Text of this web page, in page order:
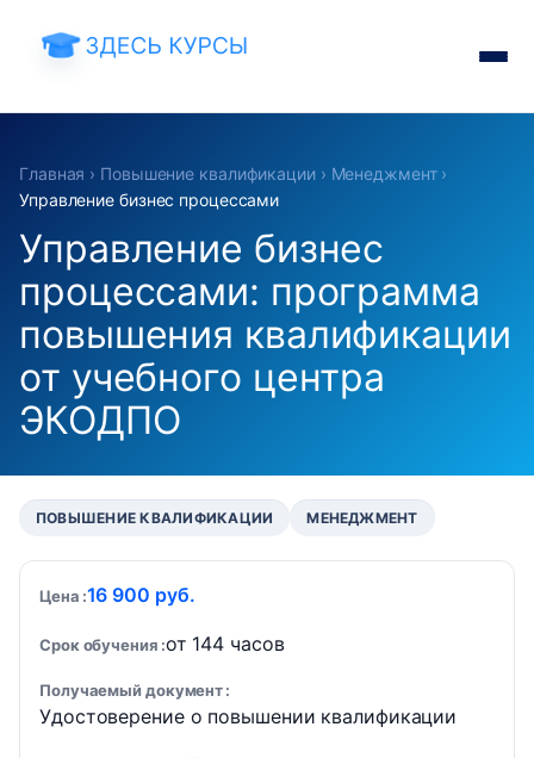
Главная › Повышение квалификации› Менеджмент›
Управление бизнес процессами
Управление бизнес
процессами: программа
повышения квалификации
от учебного центра
ЭКОДПО
ПОВЫШЕНИЕ КВАЛИФИКАЦИИ МЕНЕДЖМЕНТ
Цена 16 900 руб.
Срок обучения от 144 часов
Получаемый документ
Удостоверение о повышении квалификации